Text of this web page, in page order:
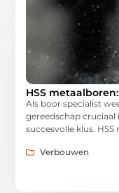
HSS
Als boor specialist
gereedschap
succesvolle klus.
Verbouwen